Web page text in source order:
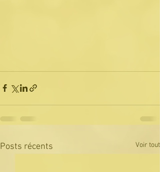
Posts récents Voir tout